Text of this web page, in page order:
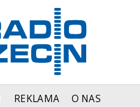
REKLAMA O NAS